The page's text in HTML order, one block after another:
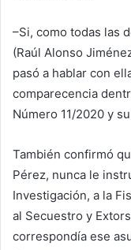
–Si, como todas las
(Raúl Alonso
pasó a hablar con
comparecencia
Número 11/2020 y
También confirmó
Pérez, nunca le
Investigación, a la
al Secuestro y
correspondía ese